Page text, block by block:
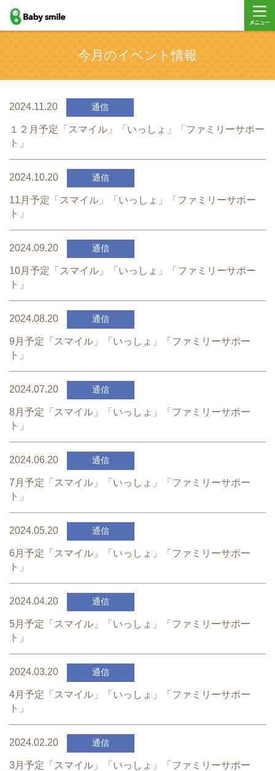
baby smile
今月のイベント情報
2024.11.20 通信
１２月予定「スマイル」「いっしょ」「ファミリーサポー
ト」
2024.10.20 通信
11月予定「スマイル」「いっしょ」「ファミリーサポー
ト」
2024.09.20 通信
10月予定「スマイル」「いっしょ」「ファミリーサポー
ト」
2024.08.20 通信
9月予定「スマイル」「いっしょ」「ファミリーサポー
ト」
2024.07.20 通信
8月予定「スマイル」「いっしょ」「ファミリーサポー
ト」
2024.06.20 通信
7月予定「スマイル」「いっしょ」「ファミリーサポー
ト」
2024.05.20 通信
6月予定「スマイル」「いっしょ」「ファミリーサポー
ト」
2024.04.20 通信
5月予定「スマイル」「いっしょ」「ファミリーサポー
ト」
2024.03.20 通信
4月予定「スマイル」「いっしょ」「ファミリーサポー
ト」
2024.02.20 通信
3月予定「スマイル」「いっしょ」「ファミリーサポー